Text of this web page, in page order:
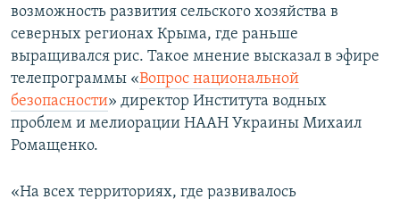
возможность развития сельского хозяйства в
северных регионах Крыма, где раньше
выращивался рис. Такое мнение высказал в эфире
телепрограммы «Вопрос национальной
безопасности» директор Института водных
проблем и мелиорации НААН Украины Михаил
Ромащенко.
«На всех территориях, где развивалось